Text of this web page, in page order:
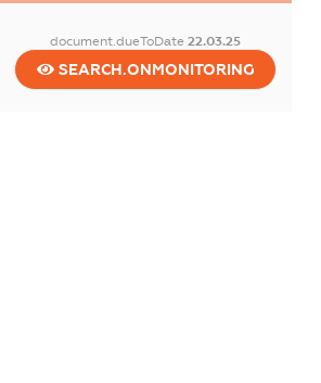
document.dueToDate22.03.25
SEARCH.ONMONITORING